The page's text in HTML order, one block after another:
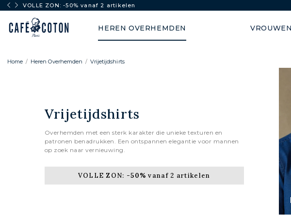
VOLLE ZON: -50% vanaf 2 artikelen
HEREN OVERHEMDEN VROUWEN
Home Heren Overhemden Vrijetijdshirts
Vrijetijdshirts
Overhemden met een sterk karakter die unieke texturen en
patronen benadrukken. Een ontspannen elegantie voor mannen
op zoek naar vernieuwing.
VOLLE ZON: -50% vanaf 2 artikelen